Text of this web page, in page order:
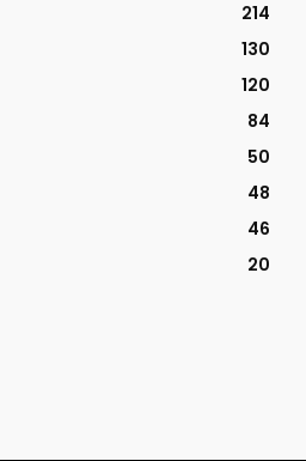
214
130
120
84
50
48
46
20